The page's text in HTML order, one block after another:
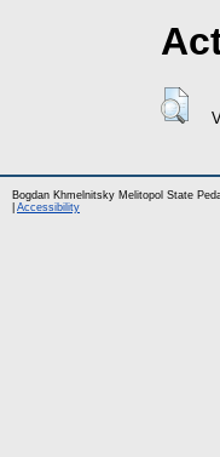
Bogdan Khmelnitsky Melitopol State
Accessibility